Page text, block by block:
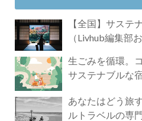
【全国】サステ
（Livhub編集部
生ごみを循環。
サステナブルな
あなたはどう旅する？ ｜ 英国
ルトラベルの専